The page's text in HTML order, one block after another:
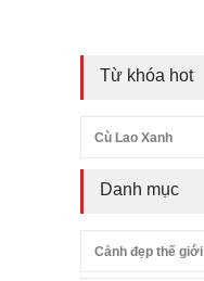
Từ khóa hot
Cù Lao Xanh
Danh mục
Cảnh đẹp thế giới